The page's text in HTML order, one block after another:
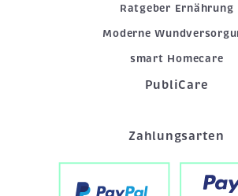
Ratgeber Ernährung
Moderne
smart Homecare
PubliCare
Zahlungsarten